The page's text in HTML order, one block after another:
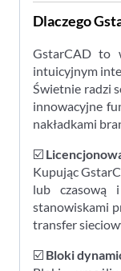
Dlaczego
GstarCAD to
intuicyjnym
Świetnie radzi
innowacyjne
nakładkami
☑️
Kupując
lub czasową
stanowiskami
transfer
☑️ Bloki